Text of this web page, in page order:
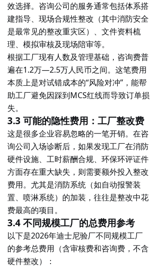
效选择。咨询公司的服务通常包括体系搭
建指导、现场合规性整改（其中消防安全
是最常见的整改重灾区）、文件资料梳
理、模拟审核及现场陪审等。
根据工厂现有人数及管理基础， 咨询费普
遍在1.2万—2.5万人民币之间。这笔费用
本质上是对试错成本的“风险对冲”，能帮
助工厂避免因踩到MCS红线而导致订单损
失。
3.3 可能的隐性费用：工厂整改费
这是很多企业容易忽略的一笔开销。在咨
询公司入场诊断后，如果发现工厂在消防
硬件设施、工时薪酬合规、环保环评证件
方面存在重大缺失，则需要额外投入整改
费用。尤其是消防系统（如自动报警装
置、喷淋系统）的加装，往往是整改中花
费最高的项目。
3.4 不同规模工厂的总费用参考
以下是2026年迪士尼验厂不同规模工厂
的参考总费用（含审核费和咨询费，不含
硬件整改）：